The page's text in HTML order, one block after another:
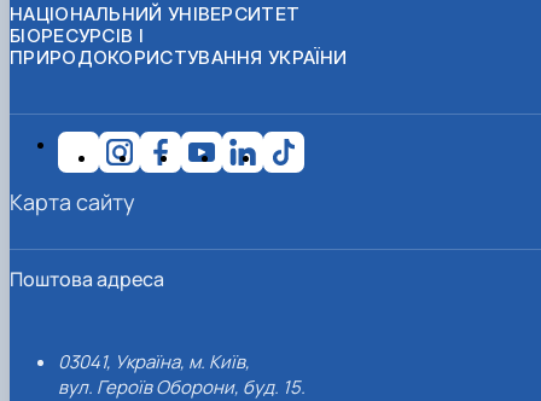
НАЦІОНАЛЬНИЙ УНІВЕРСИТЕТ
БІОРЕСУРСІВ І
ПРИРОДОКОРИСТУВАННЯ УКРАЇНИ
Поштова адреса
03041, Україна, м. Київ,
вул. Героїв Оборони, буд. 15.
Карта сайту